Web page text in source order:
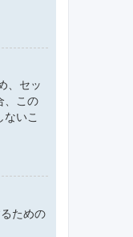
、セッ
、この
いこ
ための